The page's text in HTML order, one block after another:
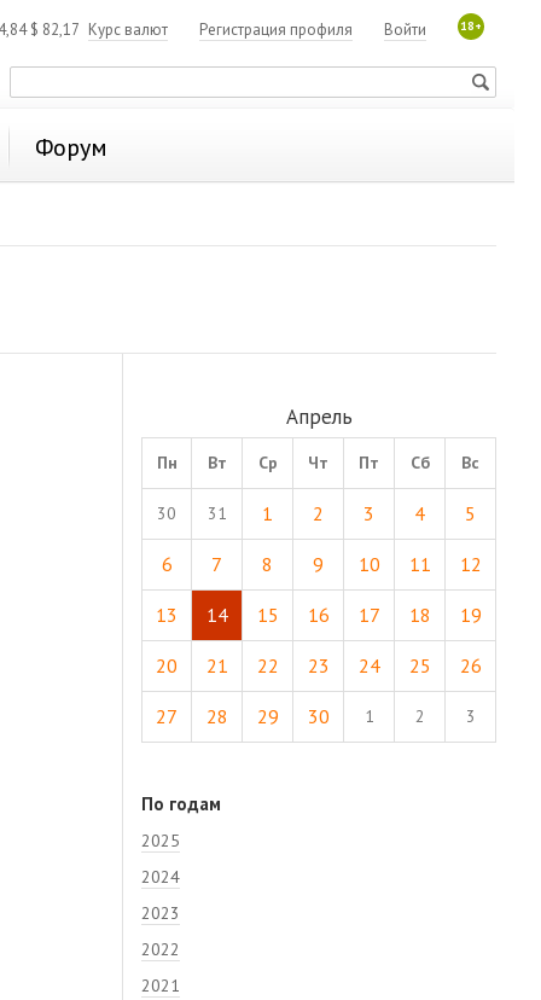
$ 82,17 Курс валют 18+
Войти
Регистрация профиля
Форум
Апрель
Пн Вт Ср Чт Пт Сб Вс
30 31 1 2 3 4 5
6 7 8 9 10 11 12
13 14 15 16 17 18 19
20 21 22 23 24 25 26
27 28 29 30 1 2 3
По годам
2025
2024
2023
2022
2021